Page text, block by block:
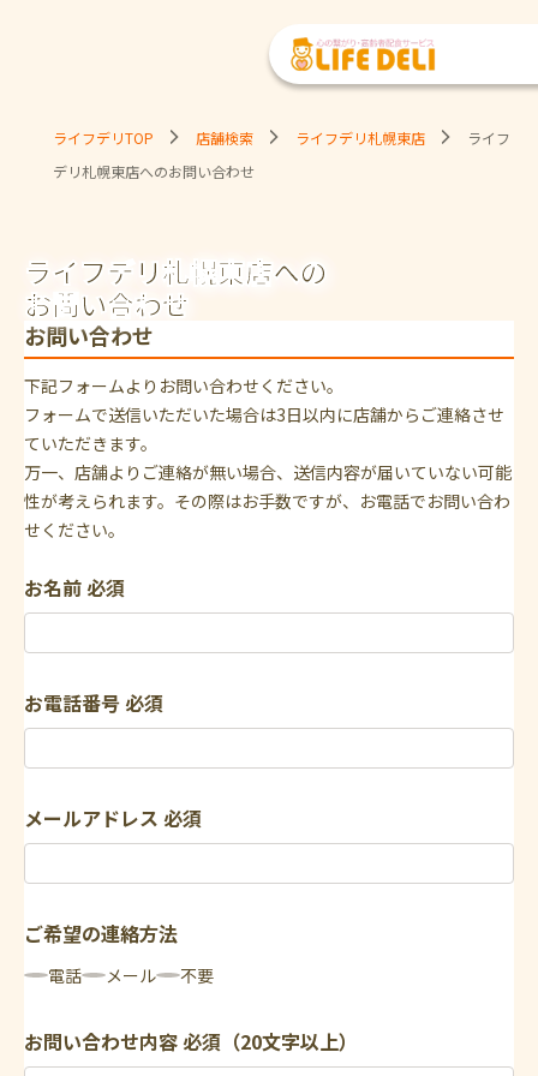
ライフデリTOP 店舗検索 ライフデリ札幌東店
ライフ
デリ札幌東店へのお問い合わせ
ライフデリ札幌東店への
お問い合わせ
お問い合わせ
下記フォームよりお問い合わせください。
フォームで送信いただいた場合は3日以内に店舗からご連絡させ
ていただきます。
万一、店舗よりご連絡が無い場合、送信内容が届いていない可能
性が考えられます。その際はお手数ですが、お電話でお問い合わ
せください。
お名前必須
お電話番号必須
メールアドレス 必須
ご希望の連絡方法
電話 メール 不要
お問い合わせ内容必須（20文字以上）